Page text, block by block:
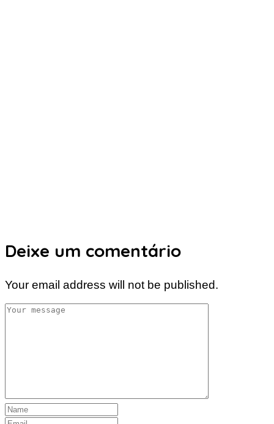
Deixe um comentário
Your email address will not be published.